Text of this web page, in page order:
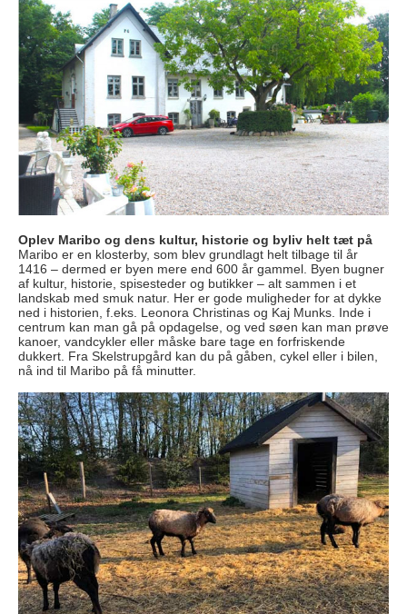
Oplev Maribo og dens kultur, historie og byliv helt tæt på
Maribo er en klosterby, som blev grundlagt helt tilbage til år
1416 – dermed er byen mere end 600 år gammel. Byen bugner
af kultur, historie, spisesteder og butikker – alt sammen i et
landskab med smuk natur. Her er gode muligheder for at dykke
ned i historien, f.eks. Leonora Christinas og Kaj Munks. Inde i
centrum kan man gå på opdagelse, og ved søen kan man prøve
kanoer, vandcykler eller måske bare tage en forfriskende
dukkert. Fra Skelstrupgård kan du på gåben, cykel eller i bilen,
nå ind til Maribo på få minutter.